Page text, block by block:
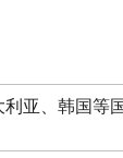
亚、韩国